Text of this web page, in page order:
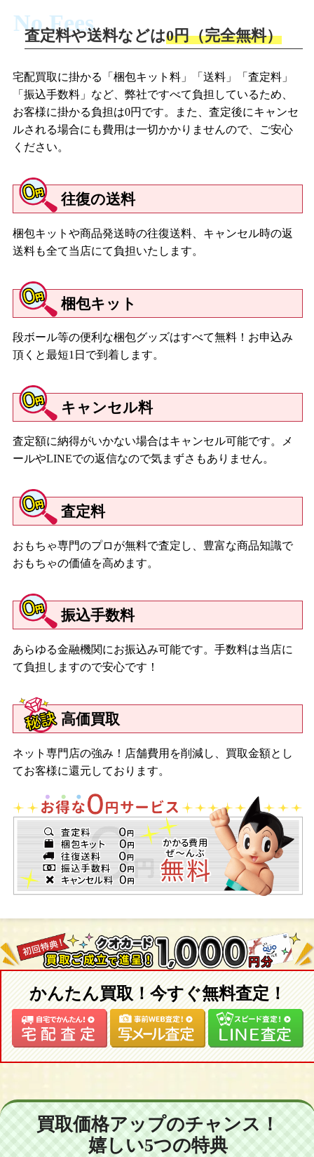
No Fees
査定料や送料などは0円（完全無料）
宅配買取に掛かる「梱包キット料」「送料」「査定料」
「振込手数料」など、弊社ですべて負担しているため、
お客様に掛かる負担は0円です。また、査定後にキャンセ
ルされる場合にも費用は一切かかりませんので、ご安心
ください。
往復の送料
梱包キットや商品発送時の往復送料、キャンセル時の返
送料も全て当店にて負担いたします。
梱包キット
段ボール等の便利な梱包グッズはすべて無料！お申込み
頂くと最短1日で到着します。
キャンセル料
査定額に納得がいかない場合はキャンセル可能です。メ
ールやLINEでの返信なので気まずさもありません。
査定料
おもちゃ専門のプロが無料で査定し、豊富な商品知識で
おもちゃの価値を高めます。
振込手数料
あらゆる金融機関にお振込み可能です。手数料は当店に
て負担しますので安心です！
高価買取
ネット専門店の強み！店舗費用を削減し、買取金額とし
てお客様に還元しております。
かんたん買取！今すぐ無料査定！
買取価格アップのチャンス！
嬉しい5つの特典